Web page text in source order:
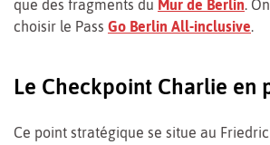
que des fragments du Mur de Berlin.
choisir le Pass Go Berlin All-inclusive.
Le Checkpoint Charlie en
Ce point stratégique se situe au